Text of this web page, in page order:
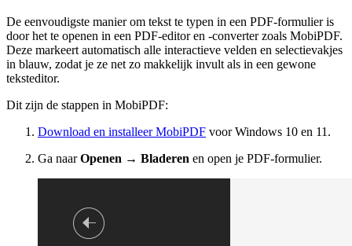
De eenvoudigste manier om tekst te typen in een PDF-formulier is
door het te openen in een PDF-editor en -converter zoals MobiPDF.
Deze markeert automatisch alle interactieve velden en selectievakjes
in blauw, zodat je ze net zo makkelijk invult als in een gewone
teksteditor.
Dit zijn de stappen in MobiPDF:
Download en installeer MobiPDF voor Windows 10 en 11.
Ga naarOpenen → Bladeren en open je PDF-formulier.